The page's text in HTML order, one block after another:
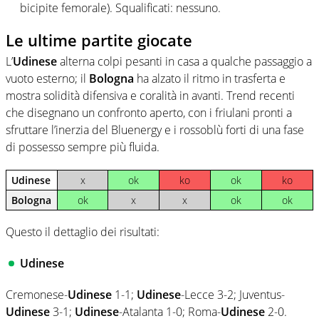
bicipite femorale). Squalificati: nessuno.
Le ultime partite giocate
L’Udinesealterna colpi pesanti in casa a qualche passaggio a
vuoto esterno; il Bologna ha alzato il ritmo in trasferta e
mostra solidità difensiva e coralità in avanti. Trend recenti
che disegnano un confronto aperto, con i friulani pronti a
sfruttare l’inerzia del Bluenergy e i rossoblù forti di una fase
di possesso sempre più fluida.
Udinese x ok ko ok
ko
Bologna
ok x x ok ok
Questo il dettaglio dei risultati:
Udinese
Cremonese-Udinese 1-1; Udinese-Lecce 3-2; Juventus-
Udinese3-1; Udinese-Atalanta 1-0; Roma-Udinese 2-0.